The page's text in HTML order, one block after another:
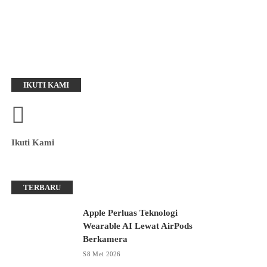
IKUTI KAMI
Ikuti Kami
TERBARU
Apple Perluas Teknologi
Wearable AI Lewat AirPods
Berkamera
8 Mei 2026